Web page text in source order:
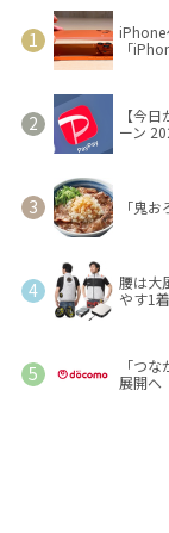
iPhone
「
【今
ーン
「鬼
腰は大
やす1
「つ
展開へ